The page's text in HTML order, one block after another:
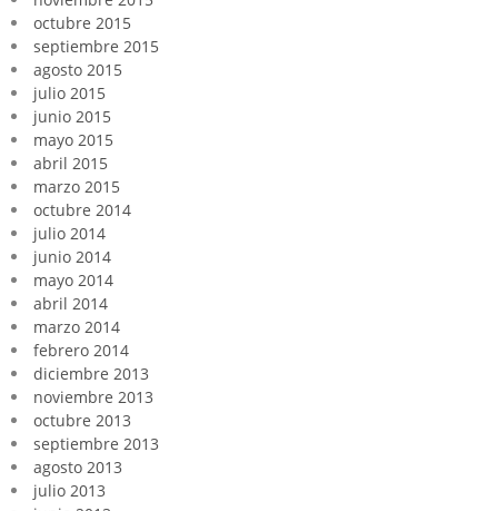
octubre 2015
septiembre 2015
agosto 2015
julio 2015
junio 2015
mayo 2015
abril 2015
marzo 2015
octubre 2014
julio 2014
junio 2014
mayo 2014
abril 2014
marzo 2014
febrero 2014
diciembre 2013
noviembre 2013
octubre 2013
septiembre 2013
agosto 2013
julio 2013